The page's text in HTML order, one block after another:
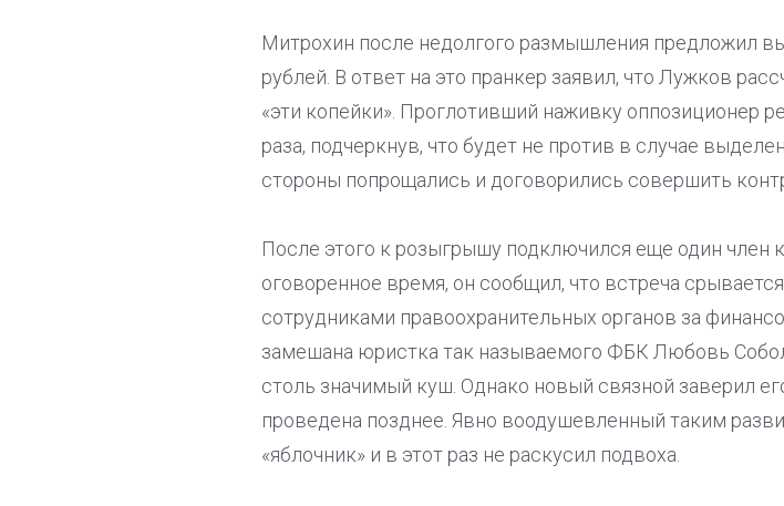
Митрохин после недолгого размышления предложил
рублей. В ответ на это пранкер заявил, что Лужков
«эти копейки». Проглотивший наживку оппозиционер
раза, подчеркнув, что будет не против в случае
стороны попрощались и договорились совершить
После этого к розыгрышу подключился еще один член
оговоренное время, он сообщил, что встреча
сотрудниками правоохранительных органов за
замешана юристка так называемого ФБК Любовь
столь значимый куш. Однако новый связной заверил
проведена позднее. Явно воодушевленный таким
«яблочник» и в этот раз не раскусил подвоха.